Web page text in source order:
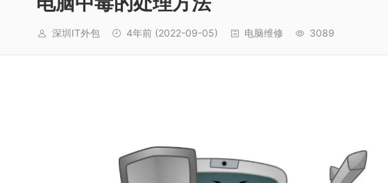
深圳IT外包 4年前 (2022-09-05) 电脑维修 3089